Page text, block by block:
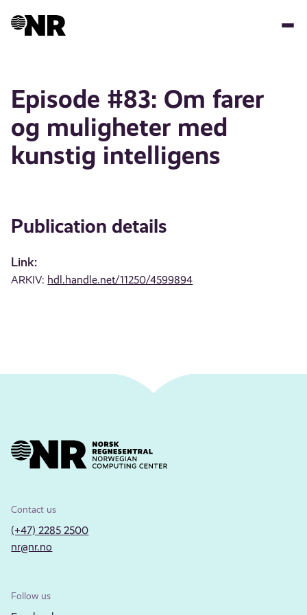
Episode #83: Om farer
og muligheter med
kunstig intelligens
Publication details
Link:
ARKIV: hdl.handle.net/11250/4599894
Contact us
(+47) 2285 2500
nr@nr.no
Follow us